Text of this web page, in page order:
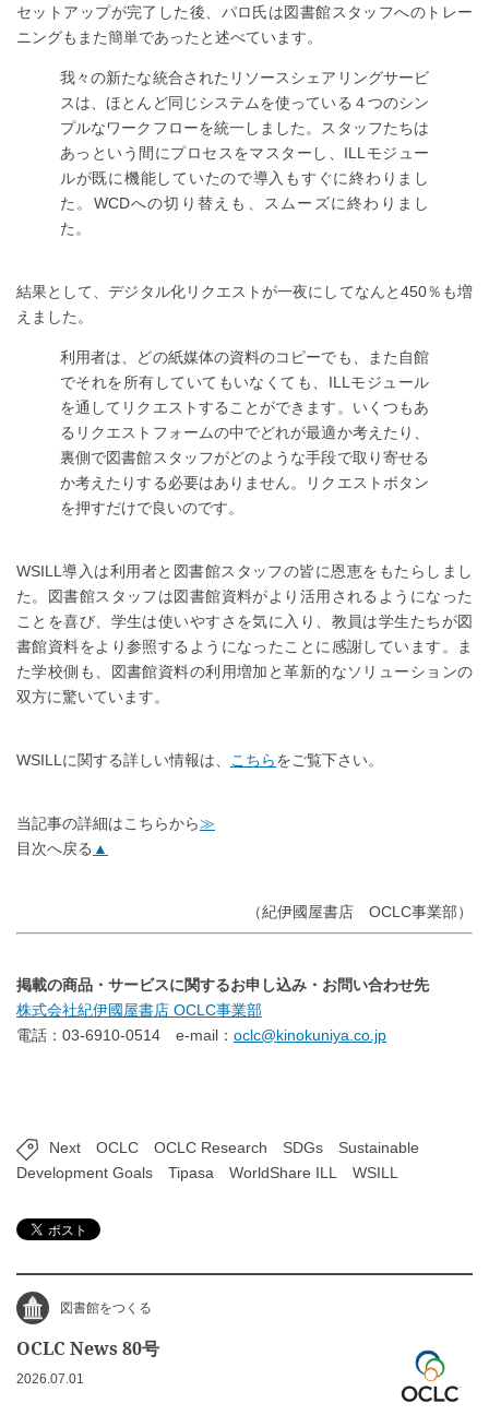
セットアップが完了した後、パロ氏は図書館スタッフへのトレー
ニングもまた簡単であったと述べています。
我々の新たな統合されたリソースシェアリングサービ
スは、ほとんど同じシステムを使っている４つのシン
プルなワークフローを統一しました。スタッフたちは
あっという間にプロセスをマスターし、ILLモジュー
ルが既に機能していたので導入もすぐに終わりまし
た。WCDへの切り替えも、スムーズに終わりまし
た。
結果として、デジタル化リクエストが一夜にしてなんと450％も増
えました。
利用者は、どの紙媒体の資料のコピーでも、また自館
でそれを所有していてもいなくても、ILLモジュール
を通してリクエストすることができます。いくつもあ
るリクエストフォームの中でどれが最適か考えたり、
裏側で図書館スタッフがどのような手段で取り寄せる
か考えたりする必要はありません。リクエストボタン
を押すだけで良いのです。
WSILL導入は利用者と図書館スタッフの皆に恩恵をもたらしまし
た。図書館スタッフは図書館資料がより活用されるようになった
ことを喜び、学生は使いやすさを気に入り、教員は学生たちが図
書館資料をより参照するようになったことに感謝しています。ま
た学校側も、図書館資料の利用増加と革新的なソリューションの
双方に驚いています。
WSILLに関する詳しい情報は、 こちらをご覧下さい。
当記事の詳細はこちらから≫
目次へ戻る ▲
（紀伊國屋書店 OCLC事業部）
掲載の商品・サービスに関するお申し込み・お問い合わせ先
株式会社紀伊國屋書店 OCLC事業部
電話：03-6910-0514 e-mail： oclc@kinokuniya.co.jp
Next OCLC OCLC Research SDGs
Sustainable
Development Goals
Tipasa WorldShare ILL WSILL
図書館をつくる
OCLC News 80号
2026.07.01